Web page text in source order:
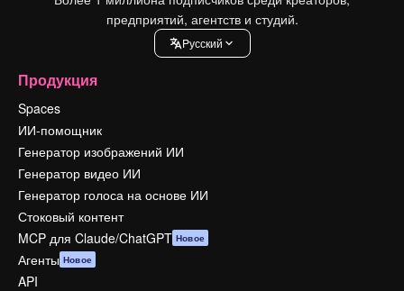
предприятий, агентств и студий.
Pусский
Продукция
Spaces
ИИ-помощник
Генератор изображений ИИ
Генератор видео ИИ
Генератор голоса на основе ИИ
Стоковый контент
MCP для Claude/ChatGPT Новое
Агенты Новое
API